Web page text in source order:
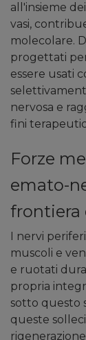
all'insieme
vasi,
molecolare.
progettati
essere usati
nervosa e
fini
Forze
emato-
frontiera
I nervi
muscoli e
e ruotati
propria
sotto questo
queste